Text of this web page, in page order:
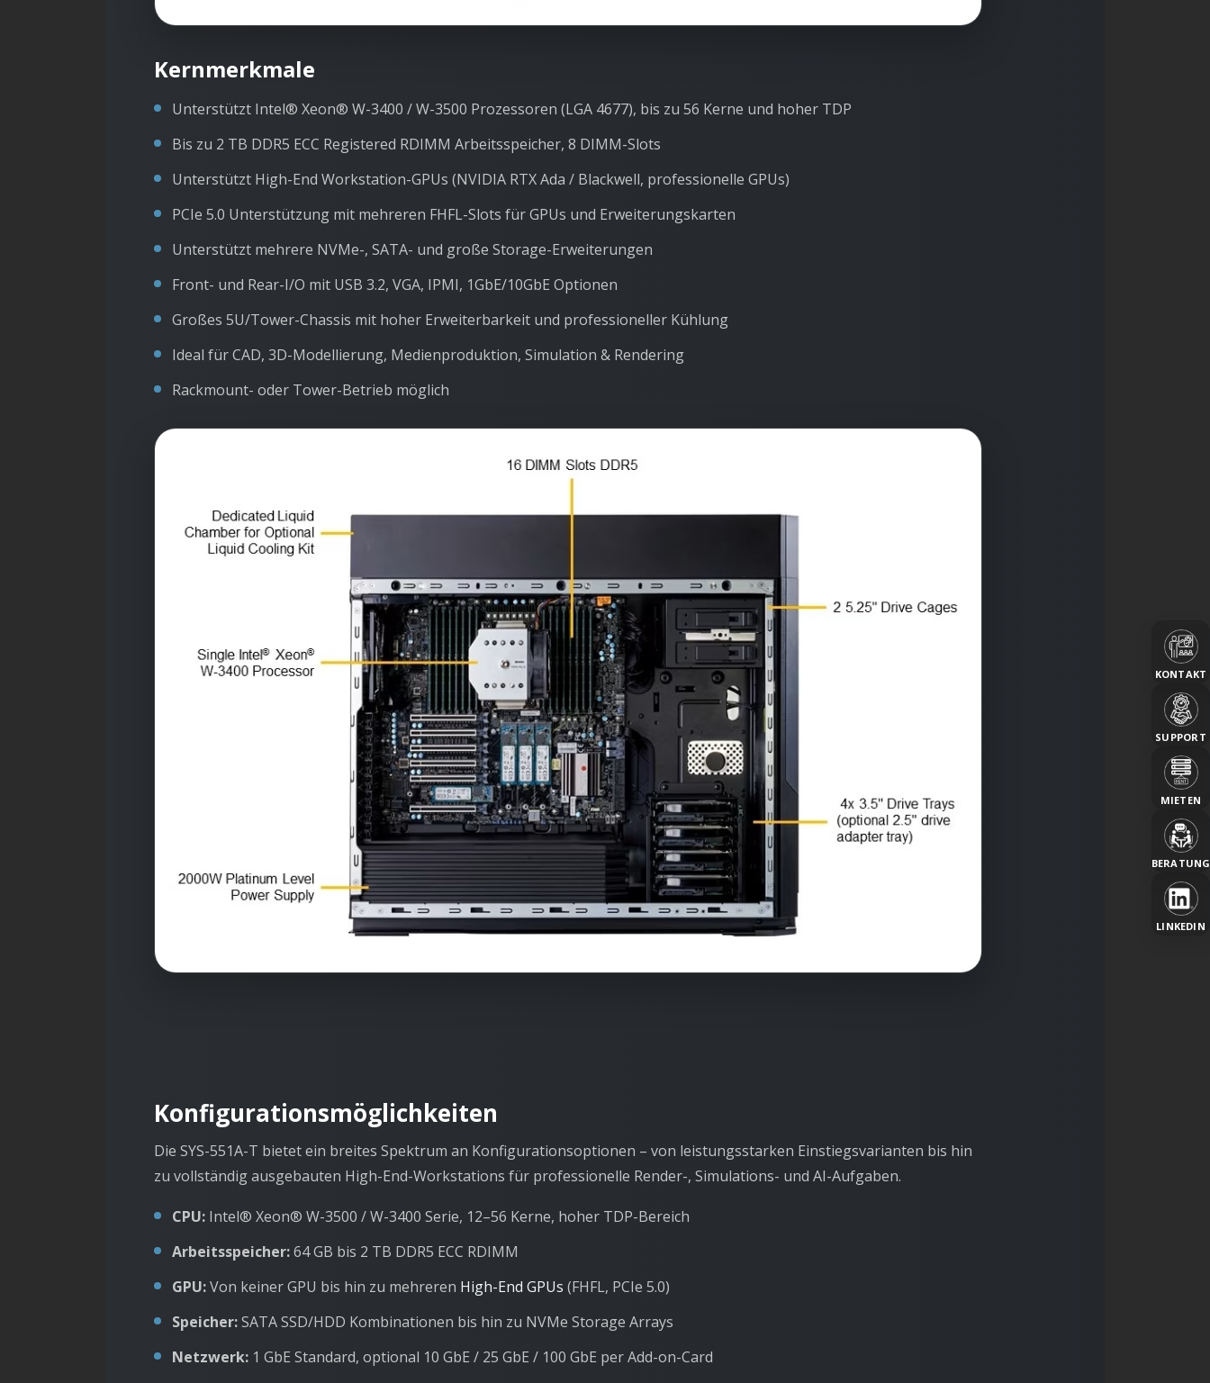
KONTAKT
SUPPORT
MIETEN
BERATUNG
LINKEDIN
Kernmerkmale
Unterstützt Intel® Xeon® W-3400 / W-3500 Prozessoren (LGA 4677), bis zu 56 Kerne und hoher TDP
Bis zu 2 TB DDR5 ECC Registered RDIMM Arbeitsspeicher, 8 DIMM-Slots
Unterstützt High-End Workstation-GPUs (NVIDIA RTX Ada / Blackwell, professionelle GPUs)
PCIe 5.0 Unterstützung mit mehreren FHFL-Slots für GPUs und Erweiterungskarten
Unterstützt mehrere NVMe-, SATA- und große Storage-Erweiterungen
Front- und Rear-I/O mit USB 3.2, VGA, IPMI, 1GbE/10GbE Optionen
Großes 5U/Tower-Chassis mit hoher Erweiterbarkeit und professioneller Kühlung
Ideal für CAD, 3D-Modellierung, Medienproduktion, Simulation & Rendering
Rackmount- oder Tower-Betrieb möglich
Konfigurationsmöglichkeiten
Die SYS-551A-T bietet ein breites Spektrum an Konfigurationsoptionen – von leistungsstarken Einstiegsvarianten bis hin
zu vollständig ausgebauten High-End-Workstations für professionelle Render-, Simulations- und AI-Aufgaben.
CPU:Intel® Xeon® W-3500 / W-3400 Serie, 12–56 Kerne, hoher TDP-Bereich
Arbeitsspeicher:64 GB bis 2 TB DDR5 ECC RDIMM
GPU:Von keiner GPU bis hin zu mehreren High-End GPUs (FHFL, PCIe 5.0)
Speicher:SATA SSD/HDD Kombinationen bis hin zu NVMe Storage Arrays
Netzwerk:1 GbE Standard, optional 10 GbE / 25 GbE / 100 GbE per Add-on-Card